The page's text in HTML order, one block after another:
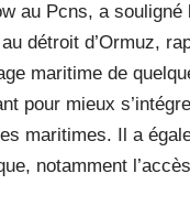
au Pcns, a souligné
détroit d’Ormuz,
maritime de
pour mieux
maritimes. Il a
notamment